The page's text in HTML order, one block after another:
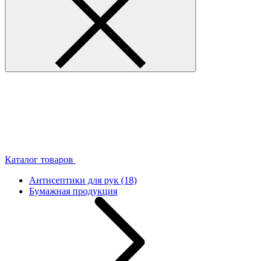
Каталог товаров
Антисептики для рук (18)
Бумажная продукция